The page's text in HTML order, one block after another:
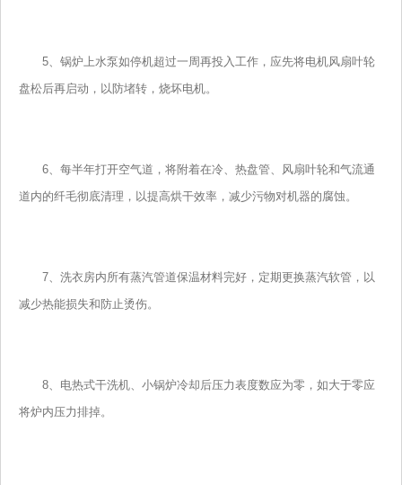
5、锅炉上水泵如停机超过一周再投入工作，应先将电机风扇叶轮
盘松后再启动，以防堵转，烧坏电机。
6、每半年打开空气道，将附着在冷、热盘管、风扇叶轮和气流通
道内的纤毛彻底清理，以提高烘干效率，减少污物对机器的腐蚀。
7、洗衣房内所有蒸汽管道保温材料完好，定期更换蒸汽软管，以
减少热能损失和防止烫伤。
8、电热式干洗机、小锅炉冷却后压力表度数应为零，如大于零应
将炉内压力排掉。